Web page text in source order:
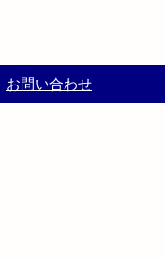
お問い合わせ